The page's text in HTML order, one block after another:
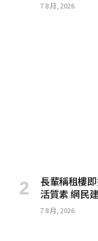
7 8 月, 2026
長輩稱租樓
活質素 網民
7 8 月, 2026